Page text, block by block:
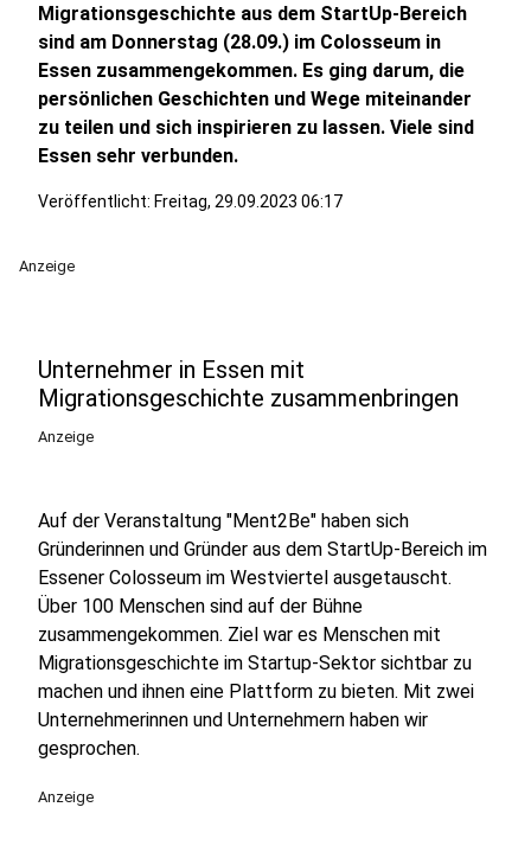
Migrationsgeschichte aus dem StartUp-Bereich
sind am Donnerstag (28.09.) im Colosseum in
Essen zusammengekommen. Es ging darum, die
persönlichen Geschichten und Wege miteinander
zu teilen und sich inspirieren zu lassen. Viele sind
Essen sehr verbunden.
Veröffentlicht: Freitag, 29.09.2023 06:17
Anzeige
Unternehmer in Essen mit
Migrationsgeschichte zusammenbringen
Anzeige
Auf der Veranstaltung "Ment2Be" haben sich
Gründerinnen und Gründer aus dem StartUp-Bereich im
Essener Colosseum im Westviertel ausgetauscht.
Über 100 Menschen sind auf der Bühne
zusammengekommen. Ziel war es Menschen mit
Migrationsgeschichte im Startup-Sektor sichtbar zu
machen und ihnen eine Plattform zu bieten. Mit zwei
Unternehmerinnen und Unternehmern haben wir
gesprochen.
Anzeige